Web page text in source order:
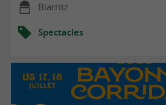
Biarritz
Spectacles